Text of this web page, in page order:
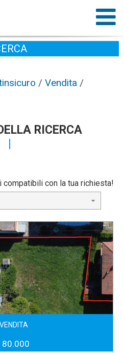
/Vendita /
RICERCA
con la tua richiesta!
VENDITA